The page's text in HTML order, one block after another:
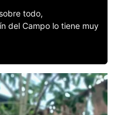
todo,
del Campo lo tiene muy